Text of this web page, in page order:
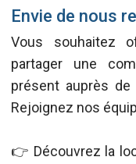
Envie de nous
Vous souhaitez
partager une
présent auprès
Rejoignez nos
👉 Découvrez la